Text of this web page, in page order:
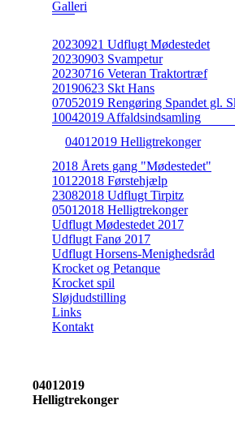
Galleri
20230921 Udflugt Mødestedet
20230903 Svampetur
20230716 Veteran Traktortræf
20190623 Skt Hans
07052019 Rengøring Spandet gl.
10042019 Affaldsindsamling
04012019 Helligtrekonger
2018 Årets gang "Mødestedet"
10122018 Førstehjælp
23082018 Udflugt Tirpitz
05012018 Helligtrekonger
Udflugt Mødestedet 2017
Udflugt Fanø 2017
Udflugt Horsens-Menighedsråd
Krocket og Petanque
Krocket spil
Sløjdudstilling
Links
Kontakt
04012019
Helligtrekonger